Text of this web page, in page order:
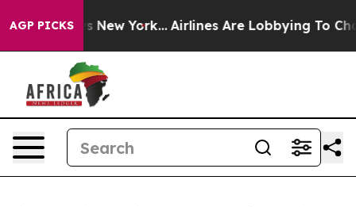
AGP PICKS
News New York... Airlines Are Lobbying To